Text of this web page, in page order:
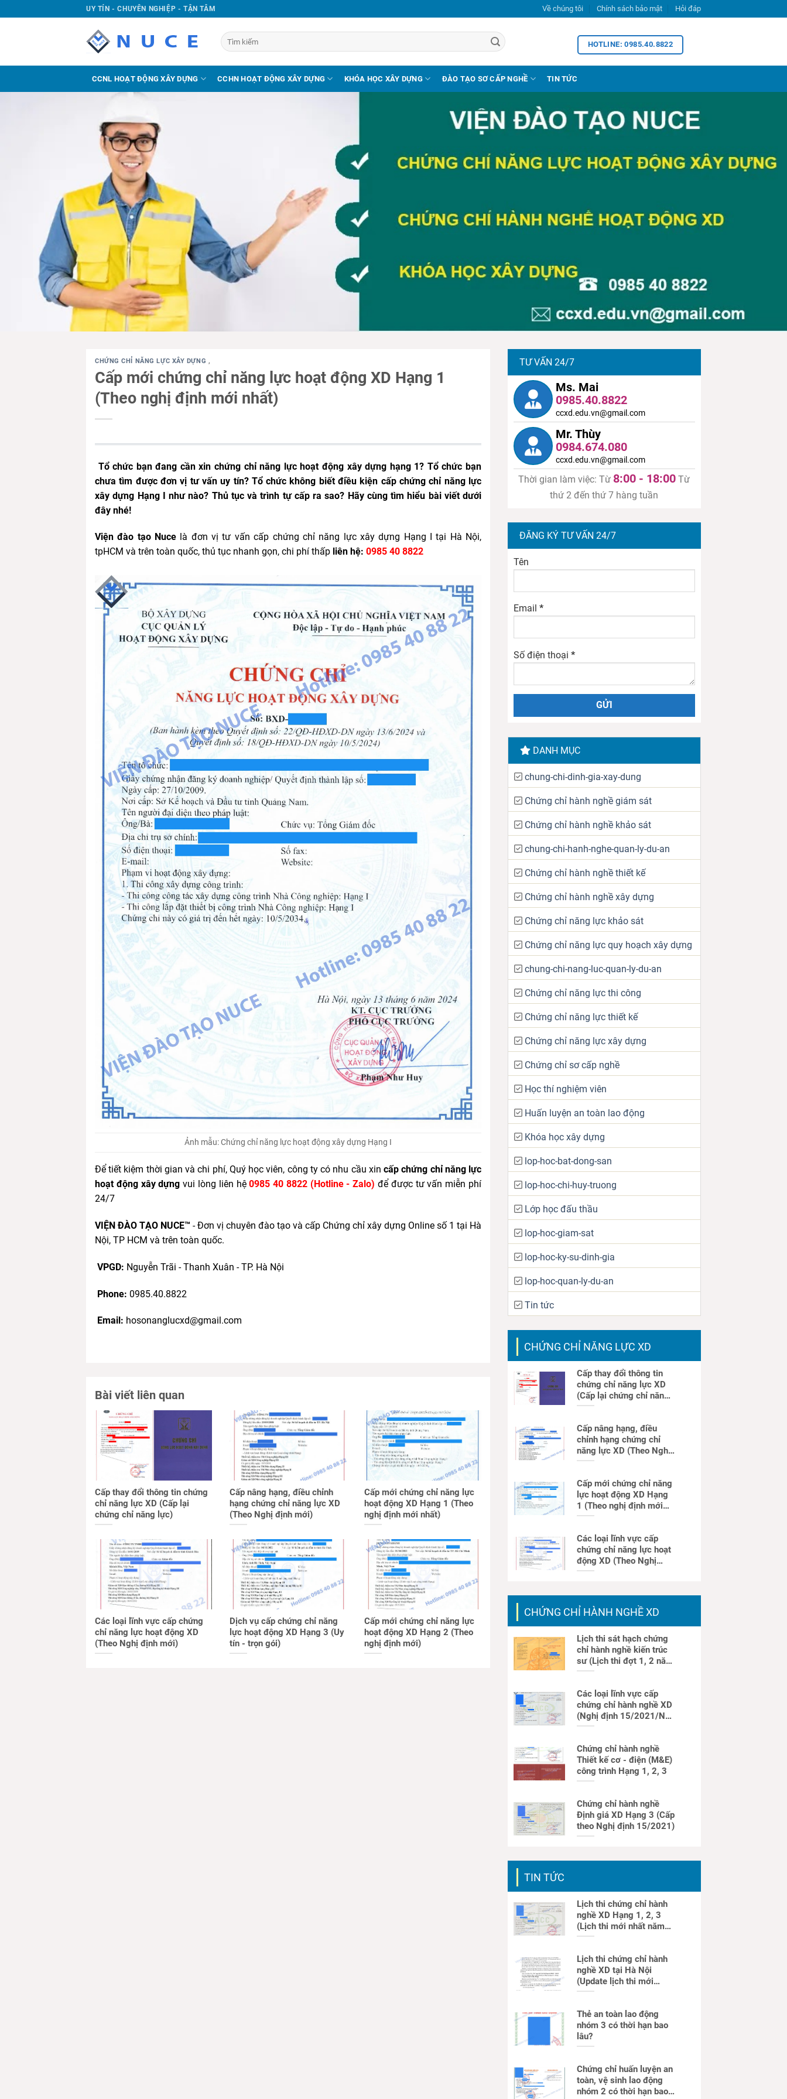
UY TÍN - CHUYÊN NGHIỆP - TẬN TÂM Về chúng tôi Chính sách bảo mật Hỏi đáp
HOTLINE: 0985.40.8822
CCNL HOẠT ĐỘNG XÂY DỰNG CCHN HOẠT ĐỘNG XÂY DỰNG KHÓA HỌC XÂY DỰNG ĐÀO TẠO SƠ CẤP NGHỀ TIN TỨC
CHỨNG CHỈ NĂNG LỰC XÂY DỰNG ,
Cấp mới chứng chỉ năng lực hoạt động XD Hạng 1
(Theo nghị định mới nhất)
Tổ chức bạn đang cần xin chứng chỉ năng lực hoạt động xây dựng hạng 1? Tổ chức bạn
chưa tìm được đơn vị tư vấn uy tín? Tổ chức không biết điều kiện cấp chứng chỉ năng lực
xây dựng Hạng I như nào? Thủ tục và trình tự cấp ra sao? Hãy cùng tìm hiểu bài viết dưới
đây nhé!
Viện đào tạo Nuce là đơn vị tư vấn cấp chứng chỉ năng lực xây dựng Hạng I tại Hà Nội,
tpHCM và trên toàn quốc, thủ tục nhanh gọn, chi phí thấp liên hệ: 0985 40 8822
Ảnh mẫu: Chứng chỉ năng lực hoạt động xây dựng Hạng I
Để tiết kiệm thời gian và chi phí, Quý học viên, công ty có nhu cầu xincấp chứng chỉ năng lực
hoạt động xây dựng vui lòng liên hệ0985 40 8822 (Hotline - Zalo) để được tư vấn miễn phí
24/7
VIỆN ĐÀO TẠO NUCE™ - Đơn vị chuyên đào tạo và cấp Chứng chỉ xây dựng Online số 1 tại Hà
Nội, TP HCM và trên toàn quốc.
VPGD: Nguyễn Trãi - Thanh Xuân - TP. Hà Nội
Phone: 0985.40.8822
Email: hosonanglucxd@gmail.com
Bài viết liên quan
Cấp thay đổi thông tin chứng
chỉ năng lực XD (Cấp lại
chứng chỉ năng lực)
Cấp nâng hạng, điều chỉnh
hạng chứng chỉ năng lực XD
(Theo Nghị định mới)
Cấp mới chứng chỉ năng lực
hoạt động XD Hạng 1 (Theo
nghị định mới nhất)
Các loại lĩnh vực cấp chứng
chỉ năng lực hoạt động XD
(Theo Nghị định mới)
Dịch vụ cấp chứng chỉ năng
lực hoạt động XD Hạng 3 (Uy
tín - trọn gói)
Cấp mới chứng chỉ năng lực
hoạt động XD Hạng 2 (Theo
nghị định mới)
TƯ VẤN 24/7
Ms. Mai
0985.40.8822
ccxd.edu.vn@gmail.com
Mr. Thùy
0984.674.080
ccxd.edu.vn@gmail.com
Thời gian làm việc: Từ 8:00 - 18:00 Từ
thứ 2 đến thứ 7 hàng tuần
ĐĂNG KÝ TƯ VẤN 24/7
Tên
Email *
Số điện thoại *
DANH MỤC
chung-chi-dinh-gia-xay-dung
Chứng chỉ hành nghề giám sát
Chứng chỉ hành nghề khảo sát
chung-chi-hanh-nghe-quan-ly-du-an
Chứng chỉ hành nghề thiết kế
Chứng chỉ hành nghề xây dựng
Chứng chỉ năng lực khảo sát
Chứng chỉ năng lực quy hoạch xây dựng
chung-chi-nang-luc-quan-ly-du-an
Chứng chỉ năng lực thi công
Chứng chỉ năng lực thiết kế
Chứng chỉ năng lực xây dựng
Chứng chỉ sơ cấp nghề
Học thí nghiệm viên
Huấn luyện an toàn lao động
Khóa học xây dựng
lop-hoc-bat-dong-san
lop-hoc-chi-huy-truong
Lớp học đấu thầu
lop-hoc-giam-sat
lop-hoc-ky-su-dinh-gia
lop-hoc-quan-ly-du-an
Tin tức
CHỨNG CHỈ NĂNG LỰC XD
Cấp thay đổi thông tin
chứng chỉ năng lực XD
(Cấp lại chứng chỉ năng
lực)
Cấp nâng hạng, điều
chỉnh hạng chứng chỉ
năng lực XD (Theo Nghị
định mới)
Cấp mới chứng chỉ năng
lực hoạt động XD Hạng
1 (Theo nghị định mới
nhất)
Các loại lĩnh vực cấp
chứng chỉ năng lực hoạt
động XD (Theo Nghị
định mới)
CHỨNG CHỈ HÀNH NGHỀ XD
Lịch thi sát hạch chứng
chỉ hành nghề kiến trúc
sư (Lịch thi đợt 1, 2 năm
2026)
Các loại lĩnh vực cấp
chứng chỉ hành nghề XD
(Nghị định 15/2021/NĐ-
CP)
Chứng chỉ hành nghề
Thiết kế cơ - điện (M&E)
công trình Hạng 1, 2, 3
Chứng chỉ hành nghề
Định giá XD Hạng 3 (Cấp
theo Nghị định 15/2021)
TIN TỨC
Lịch thi chứng chỉ hành
nghề XD Hạng 1, 2, 3
(Lịch thi mới nhất năm
2025)
Lịch thi chứng chỉ hành
nghề XD tại Hà Nội
(Update lịch thi mới
nhất)
Thẻ an toàn lao động
nhóm 3 có thời hạn bao
lâu?
Chứng chỉ huấn luyện an
toàn, vệ sinh lao động
nhóm 2 có thời hạn bao